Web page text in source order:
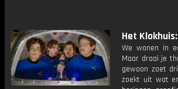
Het
We wonen in
Maar draai je
gewoon zoet
zoekt uit wat